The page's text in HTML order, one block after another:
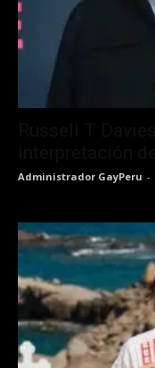
Administrador GayPeru -